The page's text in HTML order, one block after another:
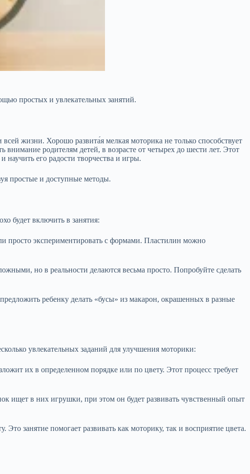
простых и увлекательных занятий.
жизни. Хорошо развита́я мелкая моторика не только способствует
родителям детей, в возрасте от четырех до шести лет. Этот
научить его радости творчества и игры.
простые и доступные методы.
будет включить в занятия:
просто экспериментировать с формами. Пластилин можно
но в реальности делаются весьма просто. Попробуйте сделать
ребенку делать «бусы» из макарон, окрашенных в разные
увлекательных заданий для улучшения моторики:
их в определенном порядке или по цвету. Этот процесс требует
ищет в них игрушки, при этом он будет развивать чувственный опыт
занятие помогает развивать как моторику, так и восприятие цвета.